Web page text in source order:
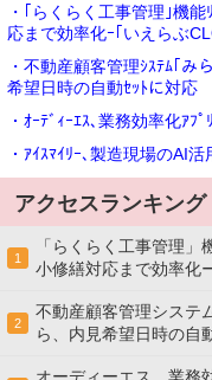
・｢らくらく工事管理｣機
応まで効率化ｰ｢いえらぶ
・不動産顧客管理ｼｽﾃﾑ｢み
希望日時の自動ｾｯﾄに対応
・ｵｰﾃﾞｨｰｴｽ､業務効率化ｱﾌ
・ｱｲｽﾏｲﾘｰ､製造現場のAI
アクセスランキング
1
「らくらく工事管理
小修繕対応まで効率化
2
不動産顧客管理システ
ら、内見希望日時の自
オーディーエス、業務